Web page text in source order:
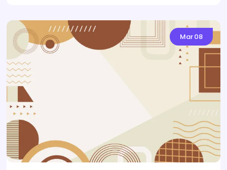
Mar08